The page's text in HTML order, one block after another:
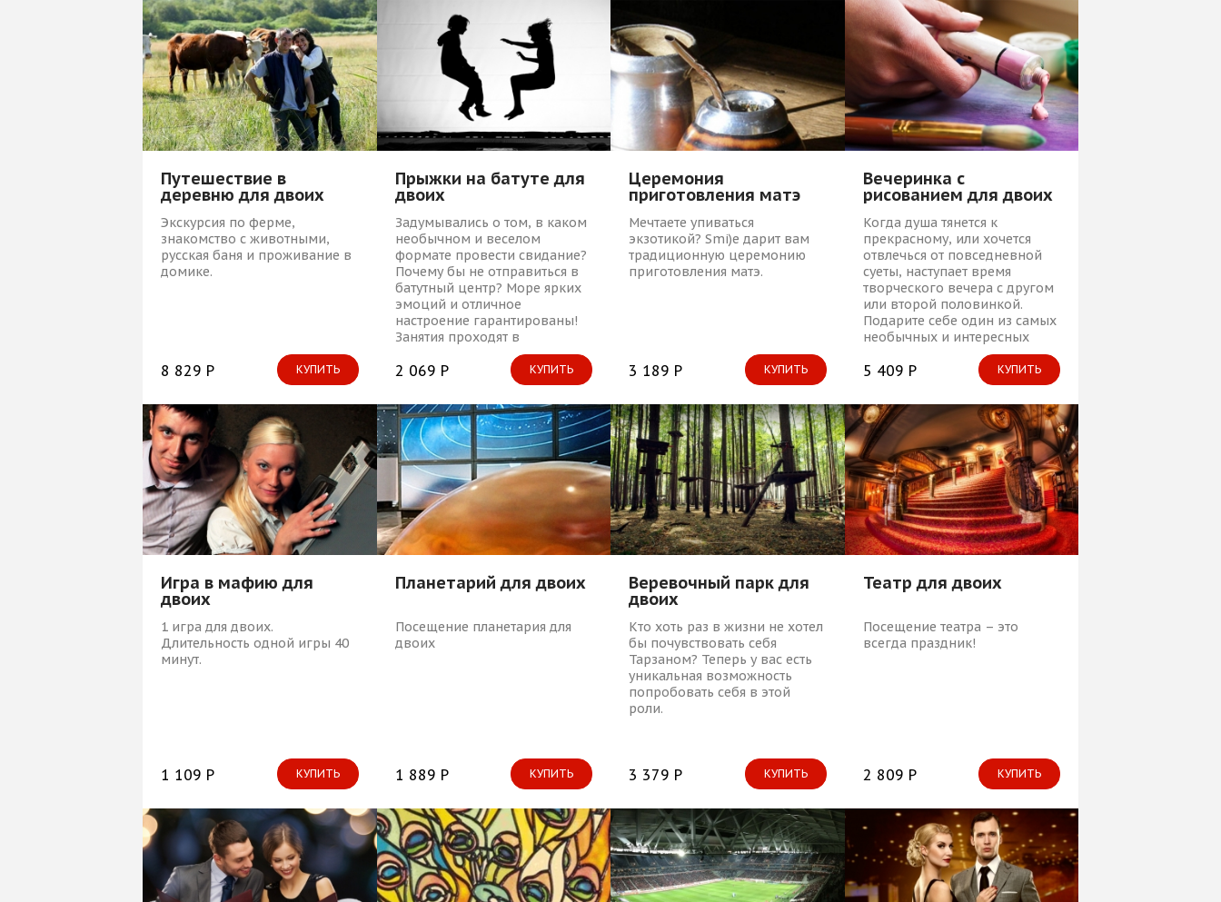
Путешествие в
деревню для двоих
Экскурсия по ферме,
знакомство с животными,
русская баня и проживание в
домике.
8 829 Р КУПИТЬ
Прыжки на батуте для
двоих
Задумывались о том, в каком
необычном и веселом
формате провести свидание?
Почему бы не отправиться в
батутный центр? Море ярких
эмоций и отличное
настроение гарантированы!
Занятия проходят в
специализированном
помещении под
руководством опытного
тренера, занятие в группе.
2 069 Р КУПИТЬ
Церемония
приготовления матэ
Мечтаете упиваться
экзотикой? Smi)e дарит вам
традиционную церемонию
приготовления матэ.
3 189 Р КУПИТЬ
Вечеринка с
рисованием для двоих
Когда душа тянется к
прекрасному, или хочется
отвлечься от повседневной
суеты, наступает время
творческого вечера с другом
или второй половинкой.
Подарите себе один из самых
необычных и интересных
вечеров: приглашаем в
самую настоящую арт-студию,
где можно полностью
раскрыть свой творческий
потенциал и отлично
провести вечер в компании с
близким человеком,
мольбертом, кистями,
красками и бокалом вина.
5 409 Р КУПИТЬ
Игра в мафию для
двоих
1 игра для двоих.
Длительность одной игры 40
минут.
1 109 Р КУПИТЬ
Планетарий для двоих
Посещение планетария для
двоих
1 889 Р КУПИТЬ
Веревочный парк для
двоих
Кто хоть раз в жизни не хотел
бы почувствовать себя
Тарзаном? Теперь у вас есть
уникальная возможность
попробовать себя в этой
роли.
3 379 Р КУПИТЬ
Театр для двоих
Посещение театра – это
всегда праздник!
2 809 Р КУПИТЬ